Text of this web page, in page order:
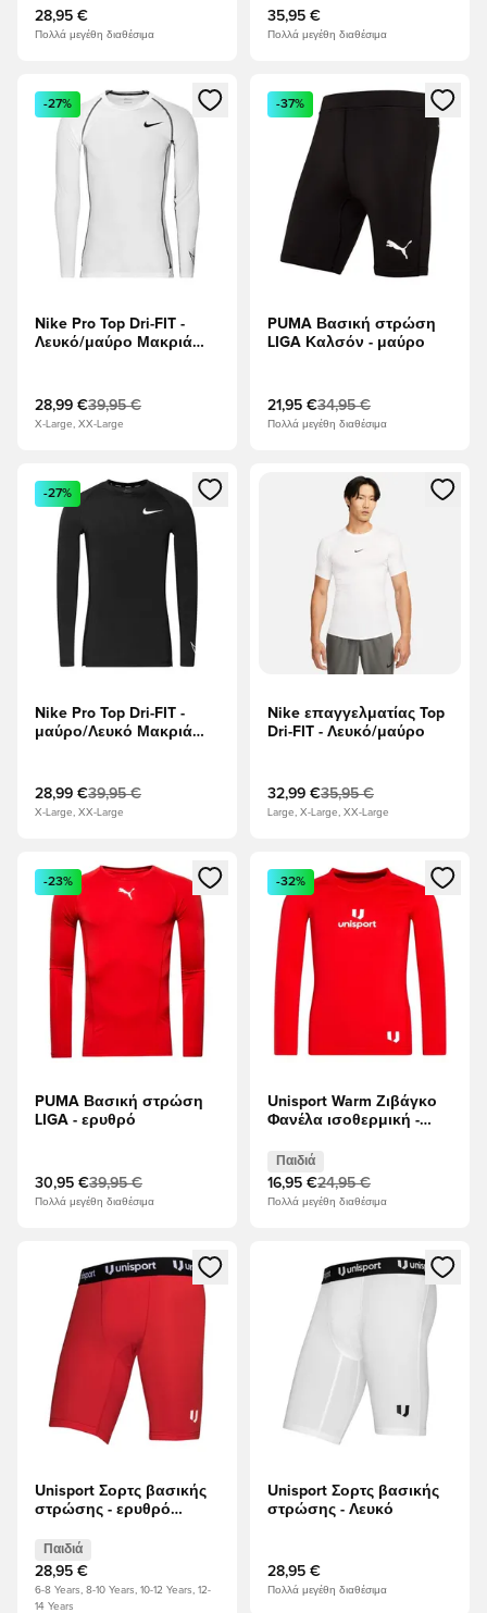
28,95 €
Πολλά μεγέθη διαθέσιμα
35,95 €
Πολλά μεγέθη διαθέσιμα
Ανοίγει ένα Modal για να συνδεθείτε ή να εγγραφείτε ως
-27%
Nike Pro Top Dri-FIT -
Λευκό/μαύρο Μακριά
28,99 €39,95 €
X-Large, XX-Large
Ανοίγει ένα Modal για να
-37%
PUMA Βασική στρώση
LIGA Καλσόν - μαύρο
21,95 €34,95 €
Πολλά μεγέθη διαθέσιμα
Ανοίγει ένα Modal για να συνδεθείτε ή να εγγραφείτε ως
-27%
Nike Pro Top Dri-FIT -
μαύρο/Λευκό Μακριά
28,99 €39,95 €
X-Large, XX-Large
Ανοίγει ένα Modal για να
Nike επαγγελματίας Top
Dri-FIT - Λευκό/μαύρο
32,99 €35,95 €
Large, X-Large, XX-Large
Ανοίγει ένα Modal για να συνδεθείτε ή να εγγραφείτε ως
-23%
PUMA Βασική στρώση
LIGA - ερυθρό
30,95 €39,95 €
Πολλά μεγέθη διαθέσιμα
Ανοίγει ένα Modal για να
-32%
Unisport Warm Ζιβάγκο
Φανέλα ισοθερμική -
Παιδιά
16,95 €24,95 €
Πολλά μεγέθη διαθέσιμα
Ανοίγει ένα Modal για να συνδεθείτε ή να εγγραφείτε ως
Unisport Σορτς βασικής
στρώσης - ερυθρό
Παιδιά
28,95 €
6-8 Years, 8-10 Years, 10-12 Years, 12-
14 Years
Ανοίγει ένα Modal για να
Unisport Σορτς βασικής
στρώσης - Λευκό
28,95 €
Πολλά μεγέθη διαθέσιμα